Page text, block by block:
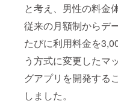
と考え、男性の料金
従来の月額制からデ
たびに利用料金を
う方式に変更したマ
グアプリを開発する
しました。